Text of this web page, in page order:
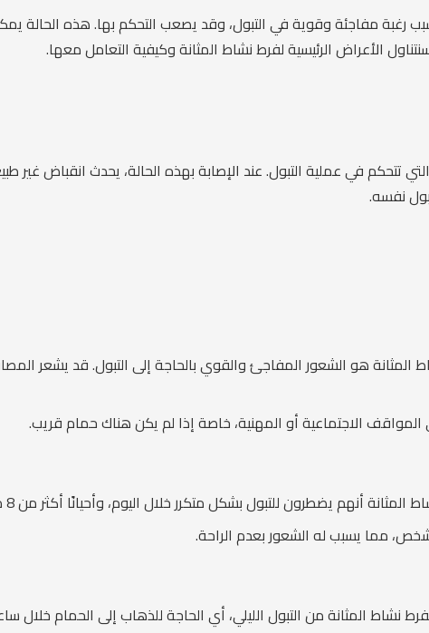
رغبة مفاجئة وقوية في التبول، وقد يصعب التحكم بها. هذه الحالة
الأعراض الرئيسية لفرط نشاط المثانة وكيفية التعامل معها.
تتحكم في عملية التبول. عند الإصابة بهذه الحالة، يحدث انقباض
نفسه.
المثانة هو الشعور المفاجئ والقوي بالحاجة إلى التبول. قد يشعر
الاجتماعية أو المهنية، خاصة إذا لم يكن هناك حمام قريب.
أنهم يضطرون للتبول بشكل متكرر خلال اليوم، وأحيانًا أكثر من 8 مرات في اليوم.
مما يسبب له الشعور بعدم الراحة.
نشاط المثانة من التبول الليلي، أي الحاجة للذهاب إلى الحمام خلال